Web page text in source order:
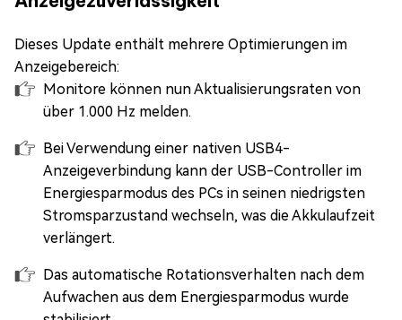
Dieses Update enthält mehrere Optimierungen im
Anzeigebereich:
Monitore können nun Aktualisierungsraten von
über 1.000 Hz melden.
Bei Verwendung einer nativen USB4-
Anzeigeverbindung kann der USB-Controller im
Energiesparmodus des PCs in seinen niedrigsten
Stromsparzustand wechseln, was die Akkulaufzeit
verlängert.
Das automatische Rotationsverhalten nach dem
Aufwachen aus dem Energiesparmodus wurde